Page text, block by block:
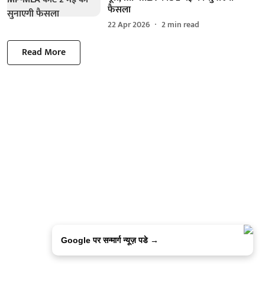
फैसला
22 Apr 2026 2min read
Read More
Google पर सन्मार्ग न्यूज़ पडे →